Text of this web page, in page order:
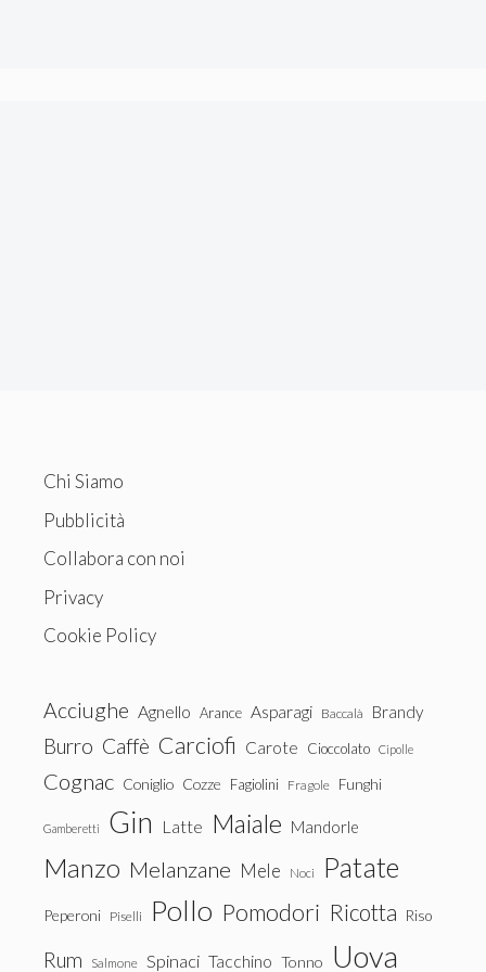
Chi Siamo
Pubblicità
Collabora con noi
Privacy
Cookie Policy
Acciughe Agnello Arance Asparagi Baccalà Brandy
Burro Caffè Carciofi Carote Cioccolato Cipolle
Cognac Coniglio Cozze Fagiolini Fragole Funghi
Gamberetti Gin Latte Maiale Mandorle
Manzo Melanzane Mele Noci Patate
Peperoni Piselli Pollo Pomodori Ricotta Riso
Rum Salmone Spinaci Tacchino Tonno Uova